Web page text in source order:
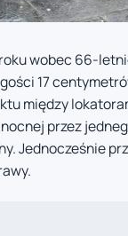
wobec 66-
17
między
przez
Jednocześnie